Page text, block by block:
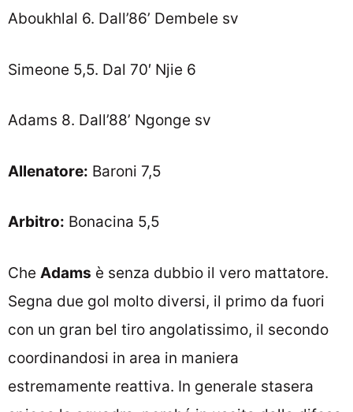
Aboukhlal 6. Dall’86’ Dembele sv
Simeone 5,5. Dal 70′ Njie 6
Adams 8. Dall’88’ Ngonge sv
Allenatore: Baroni 7,5
Arbitro: Bonacina 5,5
Che Adams è senza dubbio il vero mattatore.
Segna due gol molto diversi, il primo da fuori
con un gran bel tiro angolatissimo, il secondo
coordinandosi in area in maniera
estremamente reattiva. In generale stasera